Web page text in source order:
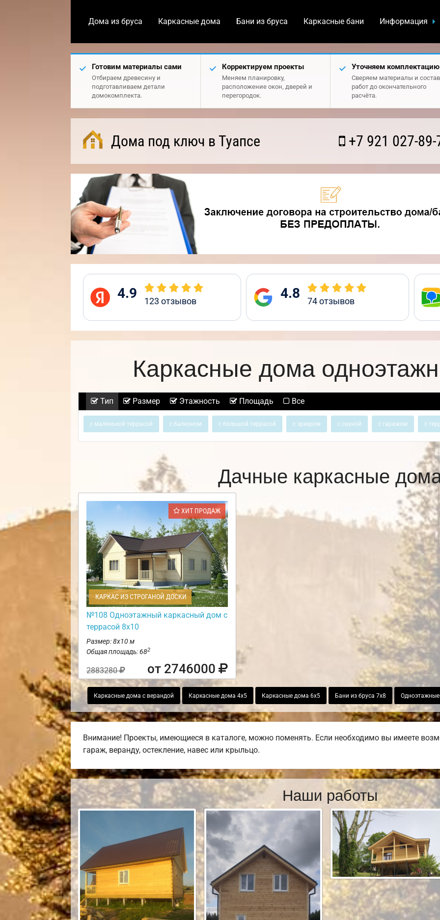
Дома из бруса Каркасные дома Бани из бруса Каркасные бани Информация
Готовим материалы сами
Отбираем древесину и
подготавливаем детали
домокомплекта.
Корректируем проекты
Меняем планировку,
расположение окон, дверей и
перегородок.
Уточняем комплектацию
Сверяем материалы и состав
работ до окончательного
расчёта.
Дома под ключ в Туапсе +7 921 027-89-
4.9 123 отзывов 4.8 74отзывов
Каркасные дома
Тип Размер Этажность Площадь Все
с маленькой террасой с балконом с большой террасой с эркером с сауной с гаражом с
Дачные каркасные
ХИТ ПРОДАЖ
КАРКАС ИЗ СТРОГАНОЙ ДОСКИ
№108 Одноэтажный каркасный дом с
террасой 8х10
Размер: 8х10 м
Общая площадь: 682
2883280 от 2746000
Каркасные дома с верандой Каркасные дома 4х5 Каркасные дома 6х5 Бани из бруса 7х8 Одноэтажные
Внимание! Проекты, имеющиеся в каталоге, можно поменять. Если необходимо вы имеете
гараж, веранду, остекление, навес или крыльцо.
Наши работы